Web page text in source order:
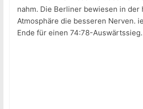
nahm. Die Berliner bewiesen in der
Atmosphäre die besseren Nerven.
Ende für einen 74:78-Auswärtssieg.